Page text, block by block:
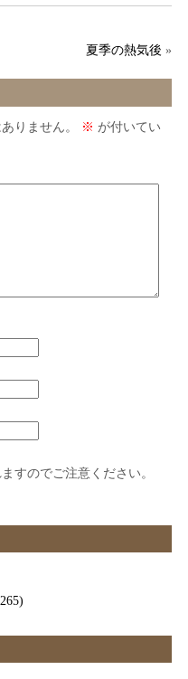
夏季の熱気後 »
りません。 ※ が付いてい
すのでご注意ください。